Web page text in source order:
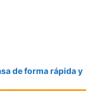
de forma rápida y